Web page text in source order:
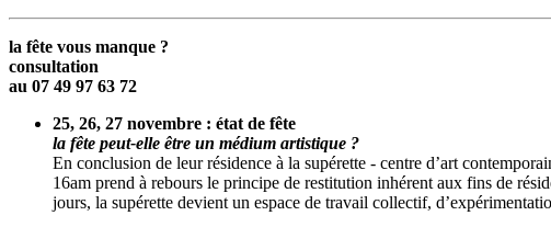
la fête vous manque ?
consultation
au 07 49 97 63 72
25, 26, 27 novembre : état de fête
la fête peut-elle être un médium artistique ?
En conclusion de leur résidence à la supérette - centre d’art
16am prend à rebours le principe de restitution inhérent aux fins de
jours, la supérette devient un espace de travail collectif,